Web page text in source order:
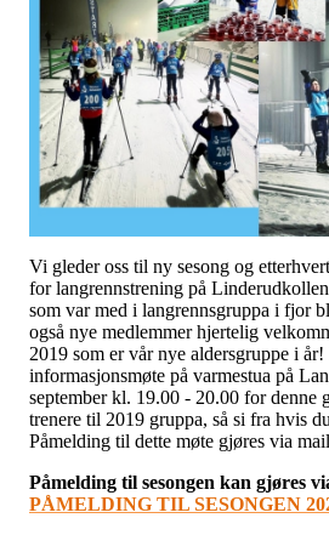
Vi gleder oss til ny sesong og
for langrennstrening på
som var med i langrennsgruppa i fjor
også nye medlemmer hjertelig
2019 som er vår nye aldersgruppe i
informasjonsmøte på varmestua på
september kl. 19.00 - 20.00 for denne
trenere til 2019 gruppa, så si fra hvis
Påmelding til dette møte gjøres via
Påmelding til sesongen kan gjøres
PÅMELDING TIL SESONGEN